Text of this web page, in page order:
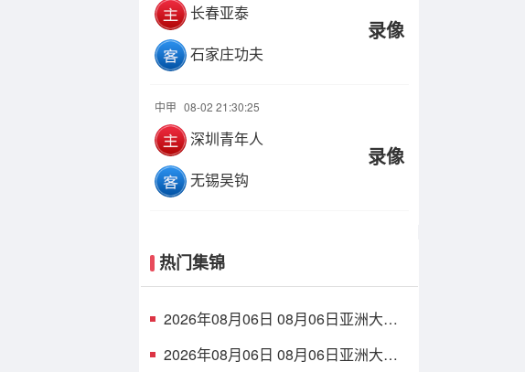
长春亚泰
石家庄功夫
录像
中甲 08-02 21:30:25
深圳青年人
无锡吴钩
录像
热门集锦
2026年08月06日 08月06日亚洲大学
律宾大学 集锦
2026年08月06日 08月06日亚洲大学